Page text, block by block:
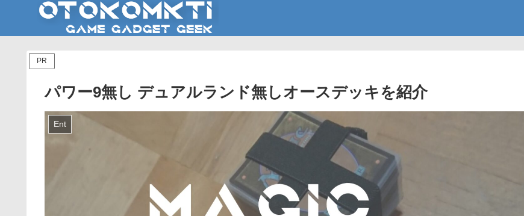
PR
パワー9無し デュアルランド無しオースデッキを紹介
Ent